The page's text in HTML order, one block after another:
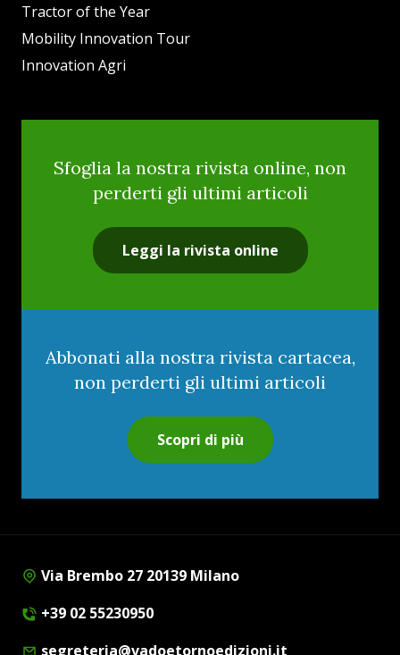
Tractor of the Year
Mobility Innovation Tour
Innovation Agri
Sfoglia la nostra rivista online, non
perderti gli ultimi articoli
Leggi la rivista online
Abbonati alla nostra rivista cartacea,
non perderti gli ultimi articoli
Scopri di più
Via Brembo 27 20139 Milano
+39 02 55230950
segreteria@vadoetornoedizioni.it